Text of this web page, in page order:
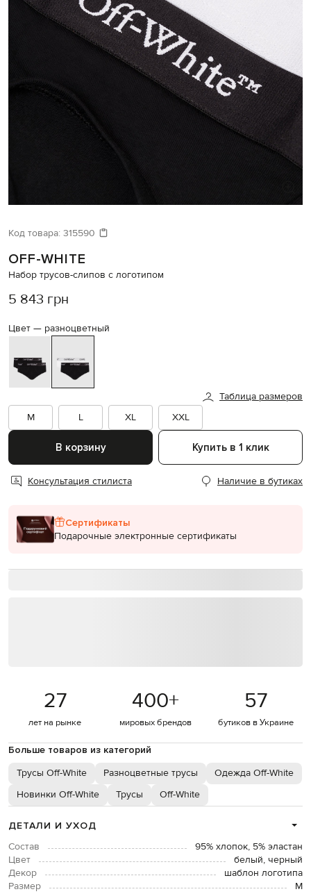
Код товара: 315590
OFF-WHITE
Набор трусов-слипов с логотипом
5 843 грн
Цвет — разноцветный
Таблица размеров
M
L XL XXL
В корзину Купить в 1 клик
Консультация стилиста Наличие в бутиках
Сертификаты
Подарочные электронные сертификаты
27
лет на рынке
400+
мировых брендов
57
бутиков в Украине
Больше товаров из категорий
Трусы Off-White Разноцветные трусы
Одежда Off-White
Новинки Off-White
Трусы Off-White
ДЕТАЛИ И УХОД
Состав
95% хлопок, 5% эластан
Цвет
белый, черный
Декор
шаблон логотипа
Размер
М